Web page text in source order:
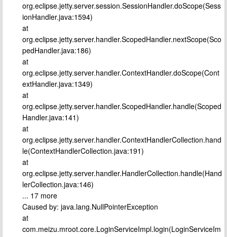
org.eclipse.jetty.server.session.SessionHandler.doScope(Sess
ionHandler.java:1594)
at
org.eclipse.jetty.server.handler.ScopedHandler.nextScope(Sco
pedHandler.java:186)
at
org.eclipse.jetty.server.handler.ContextHandler.doScope(Cont
extHandler.java:1349)
at
org.eclipse.jetty.server.handler.ScopedHandler.handle(Scoped
Handler.java:141)
at
org.eclipse.jetty.server.handler.ContextHandlerCollection.hand
le(ContextHandlerCollection.java:191)
at
org.eclipse.jetty.server.handler.HandlerCollection.handle(Hand
lerCollection.java:146)
... 17 more
Caused by: java.lang.NullPointerException
at
com.meizu.mroot.core.LoginServiceImpl.login(LoginServiceIm